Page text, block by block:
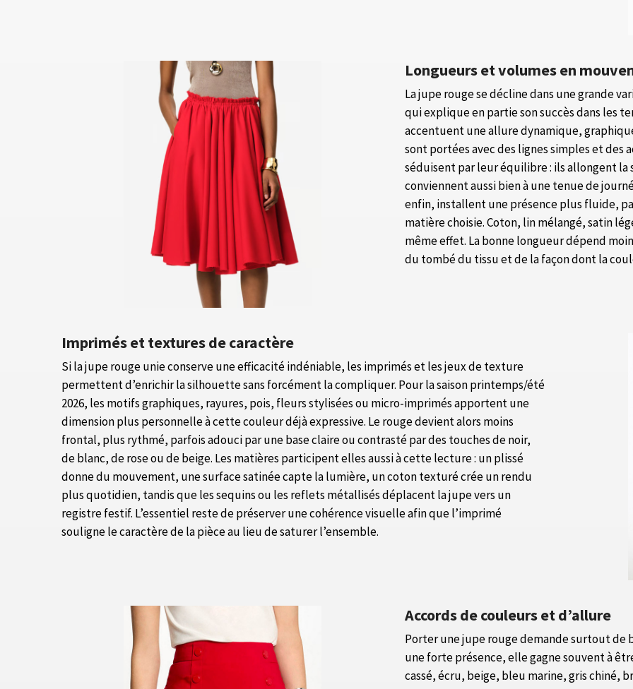
Longueurs et volumes en
La jupe rouge se décline dans une grande
qui explique en partie son succès dans les
accentuent une allure dynamique,
sont portées avec des lignes simples et des
séduisent par leur équilibre : ils allongent
conviennent aussi bien à une tenue de
enfin, installent une présence plus fluide,
matière choisie. Coton, lin mélangé, satin
même effet. La bonne longueur dépend
du tombé du tissu et de la façon dont la
Imprimés et textures de caractère
Si la jupe rouge unie conserve une efficacité indéniable, les imprimés et les jeux de texture
permettent d’enrichir la silhouette sans forcément la compliquer. Pour la saison printemps/été
2026, les motifs graphiques, rayures, pois, fleurs stylisées ou micro-imprimés apportent une
dimension plus personnelle à cette couleur déjà expressive. Le rouge devient alors moins
frontal, plus rythmé, parfois adouci par une base claire ou contrasté par des touches de noir,
de blanc, de rose ou de beige. Les matières participent elles aussi à cette lecture : un plissé
donne du mouvement, une surface satinée capte la lumière, un coton texturé crée un rendu
plus quotidien, tandis que les sequins ou les reflets métallisés déplacent la jupe vers un
registre festif. L’essentiel reste de préserver une cohérence visuelle afin que l’imprimé
souligne le caractère de la pièce au lieu de saturer l’ensemble.
Accords de couleurs et d’allure
Porter une jupe rouge demande surtout de
une forte présence, elle gagne souvent à
cassé, écru, beige, bleu marine, gris chiné,